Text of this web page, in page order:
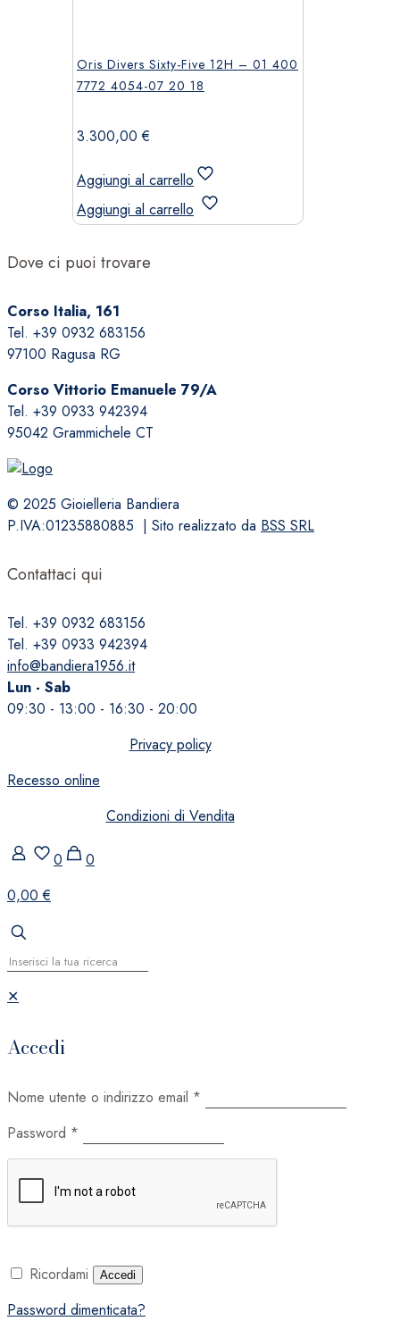
Oris Divers Sixty-Five 12H – 01 400
7772 4054-07 20 18
3.300,00€
Aggiungi al carrello
Aggiungi al carrello
Dove ci puoi trovare
Corso Italia, 161
Tel. +39 0932 683156
97100 Ragusa RG
Corso Vittorio Emanuele 79/A
Tel. +39 0933 942394
95042 Grammichele CT
© 2025 Gioielleria Bandiera
P.IVA:01235880885 | Sito realizzato da BSS SRL
Contattaci qui
Tel. +39 0932 683156
Tel. +39 0933 942394
info@bandiera1956.it
Lun - Sab
09:30 - 13:00 - 16:30 - 20:00
Privacy policy
Recesso online
Condizioni di Vendita
0
0
0,00 €
✕
Accedi
Nome utente o indirizzo email *
Password *
Ricordami Accedi
Password dimenticata?